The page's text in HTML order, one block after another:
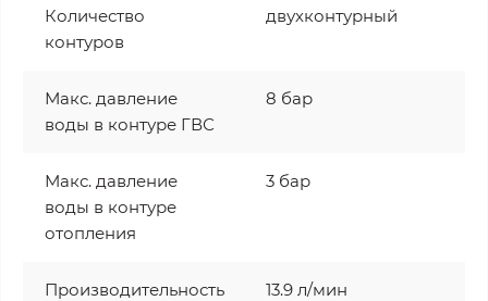
Количество
контуров
двухконтурный
Макс. давление
воды в контуре ГВС
8 бар
Макс. давление
воды в контуре
отопления
3 бар
Производительность
13.9 л/мин